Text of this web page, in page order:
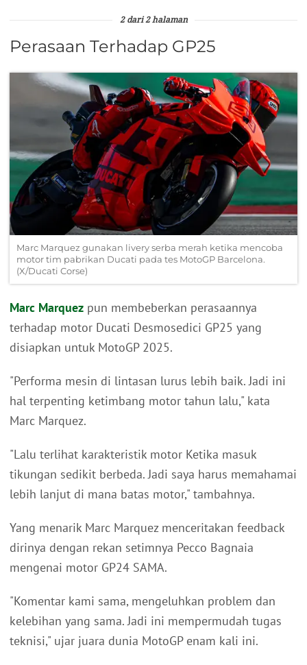
2 dari 2 halaman
Perasaan Terhadap GP25
Marc Marquez gunakan livery serba merah ketika mencoba
motor tim pabrikan Ducati pada tes MotoGP Barcelona.
(X/Ducati Corse)
Marc Marquez pun membeberkan perasaannya
terhadap motor Ducati Desmosedici GP25 yang
disiapkan untuk MotoGP 2025.
"Performa mesin di lintasan lurus lebih baik. Jadi ini
hal terpenting ketimbang motor tahun lalu," kata
Marc Marquez.
"Lalu terlihat karakteristik motor Ketika masuk
tikungan sedikit berbeda. Jadi saya harus memahamai
lebih lanjut di mana batas motor," tambahnya.
Yang menarik Marc Marquez menceritakan feedback
dirinya dengan rekan setimnya Pecco Bagnaia
mengenai motor GP24 SAMA.
"Komentar kami sama, mengeluhkan problem dan
kelebihan yang sama. Jadi ini mempermudah tugas
teknisi," ujar juara dunia MotoGP enam kali ini.